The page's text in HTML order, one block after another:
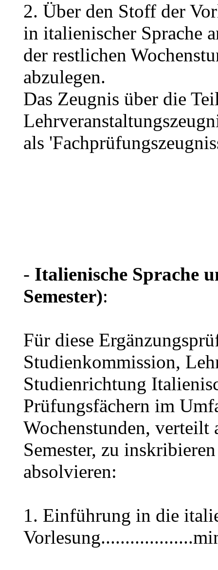
2. Über den Stoff der
in italienischer Sprache
der restlichen
abzulegen.
Das Zeugnis über die
als
- Italienische Sprache
Semester):
Für diese
Studienkommission,
Studienrichtung
Prüfungsfächern im
Wochenstunden, verteilt
Semester, zu
absolvieren:
1. Einführung in die